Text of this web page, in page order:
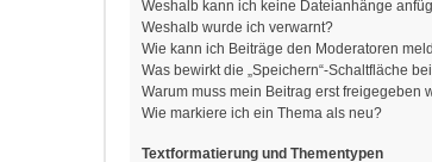
Weshalb kann ich keine Dateianhänge
Weshalb wurde ich verwarnt?
Wie kann ich Beiträge den Moderatoren
Was bewirkt die „Speichern“-Schaltfläche
Warum muss mein Beitrag erst freigegeben
Wie markiere ich ein Thema als neu?
Textformatierung und Thementypen